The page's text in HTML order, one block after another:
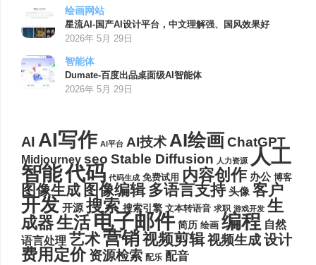
绘画网站
星流AI-国产AI设计平台，中文理解强、国风效果好
2026年 5月 29日
智能体
Dumate-百度出品桌面级AI智能体
2026年 5月 29日
AI AI写作 AI平台 AI技术AI绘画ChatGPT
Midjourney seo Stable Diffusion 人力资源 人工
智能代码 代码生成 免费试用 内容创作 办公 博客
图像生成 图像编辑 多语言支持 头像 客户
开发 开源 搜索 搜索引擎 文本转语音 求职 游戏开发 生
成器生活电子邮件 简历 绘画 编程 自然
语言处理 艺术营销视频剪辑视频生成设计
费用定价 资源检索 配乐 配音